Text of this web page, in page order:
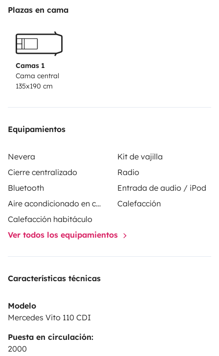
- [ ] Cortinas
- [ ] Nevera
- [ ] Fregadero
- [ ] Hornillo de gas
- [ ] Extintor
- [ ] Placa solar
Plazas en cama
Camas 1
Cama central
135x190 cm
Equipamientos
Nevera
Kit de vajilla
Cierre centralizado
Radio
Bluetooth
Entrada de audio / iPod
Aire acondicionado en cabina
Calefacción
Calefacción habitáculo
Ver todos los equipamientos
Características técnicas
Modelo
Mercedes Vito 110 CDI
Puesta en circulación:
2000